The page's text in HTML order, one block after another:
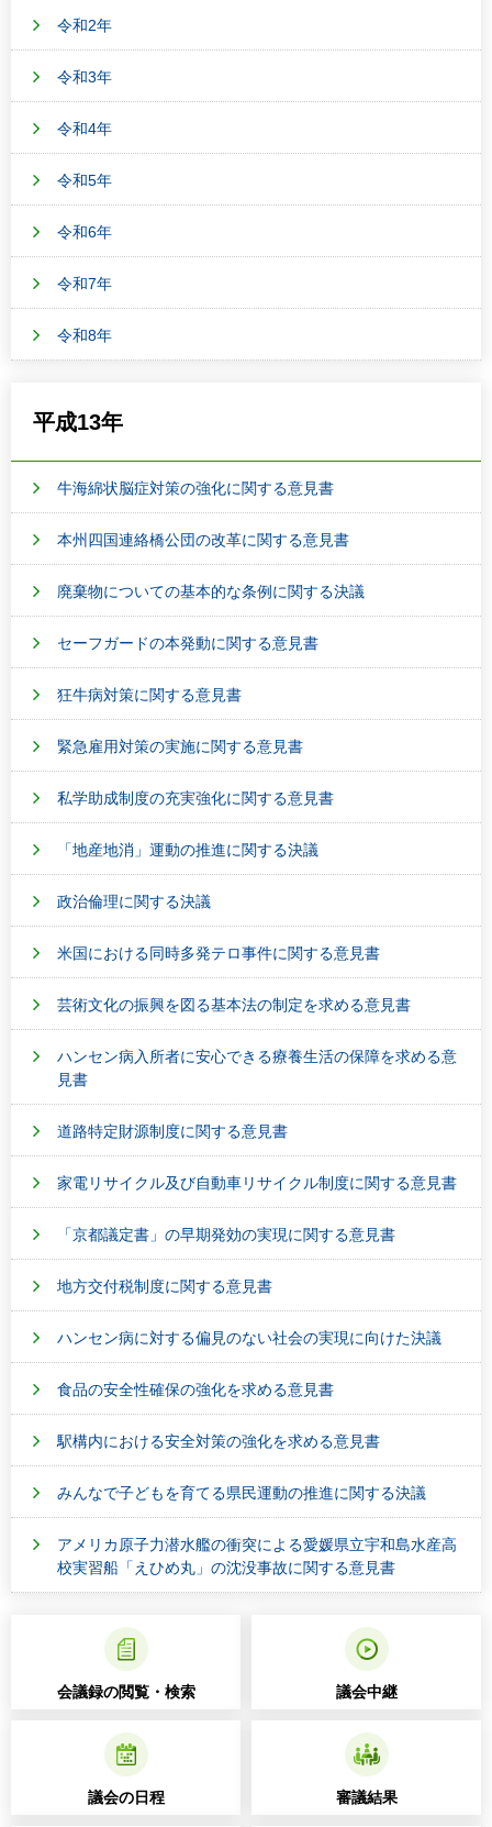
令和2年
令和3年
令和4年
令和5年
令和6年
令和7年
令和8年
平成13年
牛海綿状脳症対策の強化に関する意見書
本州四国連絡橋公団の改革に関する意見書
廃棄物についての基本的な条例に関する決議
セーフガードの本発動に関する意見書
狂牛病対策に関する意見書
緊急雇用対策の実施に関する意見書
私学助成制度の充実強化に関する意見書
「地産地消」運動の推進に関する決議
政治倫理に関する決議
米国における同時多発テロ事件に関する意見書
芸術文化の振興を図る基本法の制定を求める意見書
ハンセン病入所者に安心できる療養生活の保障を求める意
見書
道路特定財源制度に関する意見書
家電リサイクル及び自動車リサイクル制度に関する意見書
「京都議定書」の早期発効の実現に関する意見書
地方交付税制度に関する意見書
ハンセン病に対する偏見のない社会の実現に向けた決議
食品の安全性確保の強化を求める意見書
駅構内における安全対策の強化を求める意見書
みんなで子どもを育てる県民運動の推進に関する決議
アメリカ原子力潜水艦の衝突による愛媛県立宇和島水産高
校実習船「えひめ丸」の沈没事故に関する意見書
会議録の閲覧・検索 議会中継
議会の日程 審議結果